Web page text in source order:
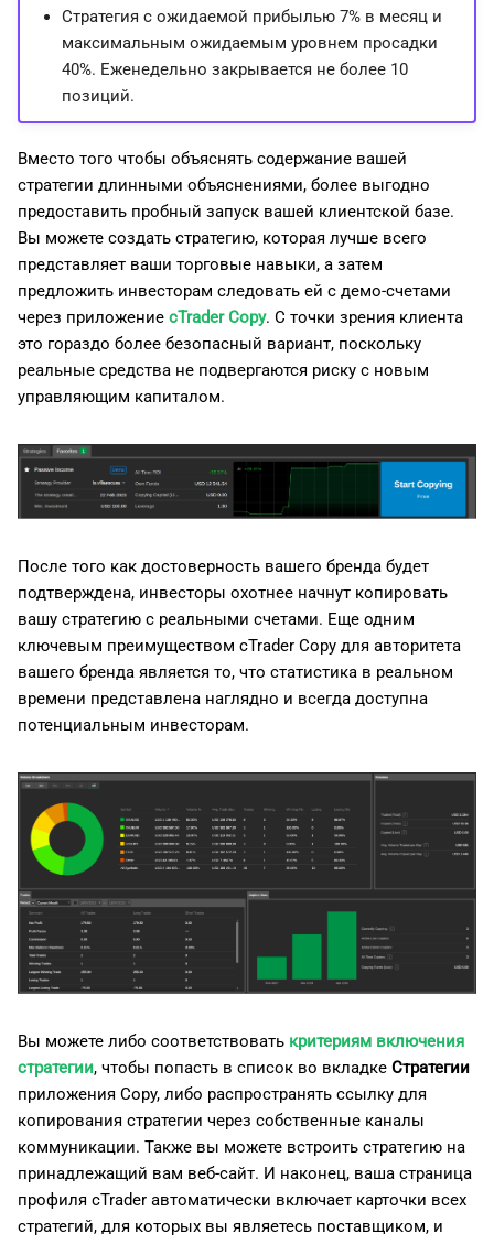
Стратегия с ожидаемой прибылью 7% в месяц и
максимальным ожидаемым уровнем просадки
40%. Еженедельно закрывается не более 10
позиций.
Вместо того чтобы объяснять содержание вашей
стратегии длинными объяснениями, более выгодно
предоставить пробный запуск вашей клиентской базе.
Вы можете создать стратегию, которая лучше всего
представляет ваши торговые навыки, а затем
предложить инвесторам следовать ей с демо-счетами
через приложение cTrader Copy. С точки зрения клиента
это гораздо более безопасный вариант, поскольку
реальные средства не подвергаются риску с новым
управляющим капиталом.
После того как достоверность вашего бренда будет
подтверждена, инвесторы охотнее начнут копировать
вашу стратегию с реальными счетами. Еще одним
ключевым преимуществом cTrader Copy для авторитета
вашего бренда является то, что статистика в реальном
времени представлена наглядно и всегда доступна
потенциальным инвесторам.
Вы можете либо соответствовать критериям включения
стратегии, чтобы попасть в список во вкладке Стратегии
приложения Copy, либо распространять ссылку для
копирования стратегии через собственные каналы
коммуникации. Также вы можете встроить стратегию на
принадлежащий вам веб-сайт. И наконец, ваша страница
профиля cTrader автоматически включает карточки всех
стратегий, для которых вы являетесь поставщиком, и